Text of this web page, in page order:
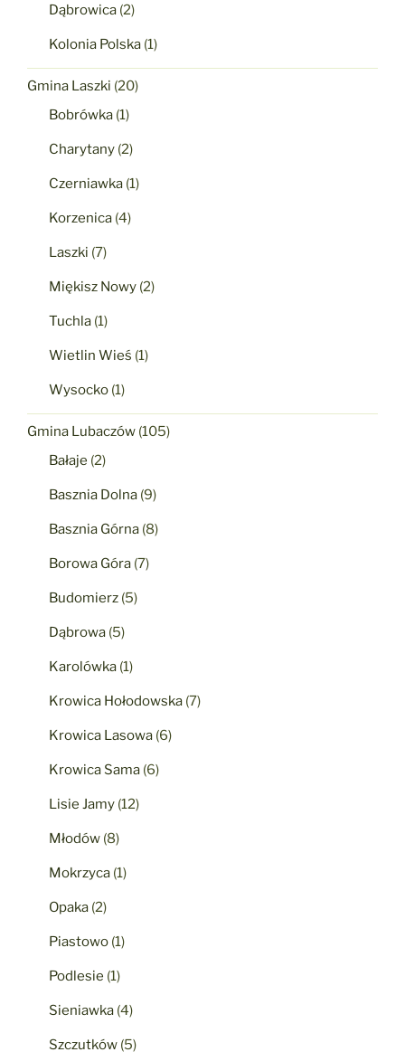
Dąbrowica (2)
Kolonia Polska (1)
Gmina Laszki (20)
Bobrówka (1)
Charytany (2)
Czerniawka (1)
Korzenica (4)
Laszki (7)
Miękisz Nowy (2)
Tuchla (1)
Wietlin Wieś (1)
Wysocko (1)
Gmina Lubaczów (105)
Bałaje (2)
Basznia Dolna (9)
Basznia Górna (8)
Borowa Góra (7)
Budomierz (5)
Dąbrowa (5)
Karolówka (1)
Krowica Hołodowska (7)
Krowica Lasowa (6)
Krowica Sama (6)
Lisie Jamy (12)
Młodów (8)
Mokrzyca (1)
Opaka (2)
Piastowo (1)
Podlesie (1)
Sieniawka (4)
Szczutków (5)